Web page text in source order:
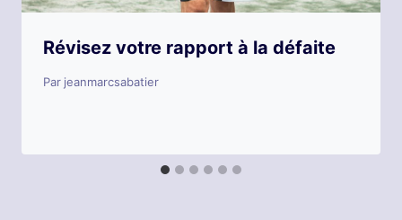
Révisez votre rapport à la défaite
Par jeanmarcsabatier